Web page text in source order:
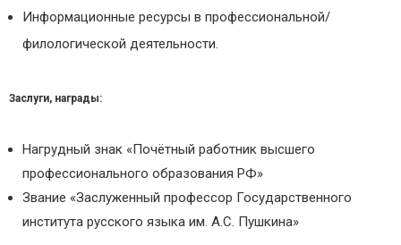
Информационные ресурсы в профессиональной/
филологической деятельности.
Заслуги, награды:
Нагрудный знак «Почётный работник высшего
профессионального образования РФ»
Звание «Заслуженный профессор Государственного
института русского языка им. А.С. Пушкина»